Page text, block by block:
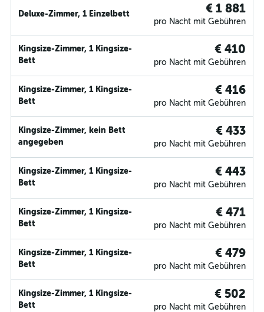
Deluxe-Zimmer, 1 Einzelbett € 1 881
pro Nacht mit Gebühren
Kingsize-Zimmer, 1 Kingsize-
Bett
€ 410
pro Nacht mit Gebühren
Kingsize-Zimmer, 1 Kingsize-
Bett
€ 416
pro Nacht mit Gebühren
Kingsize-Zimmer, kein Bett
angegeben
€ 433
pro Nacht mit Gebühren
Kingsize-Zimmer, 1 Kingsize-
Bett
€ 443
pro Nacht mit Gebühren
Kingsize-Zimmer, 1 Kingsize-
Bett
€ 471
pro Nacht mit Gebühren
Kingsize-Zimmer, 1 Kingsize-
Bett
€ 479
pro Nacht mit Gebühren
Kingsize-Zimmer, 1 Kingsize-
Bett
€ 502
pro Nacht mit Gebühren